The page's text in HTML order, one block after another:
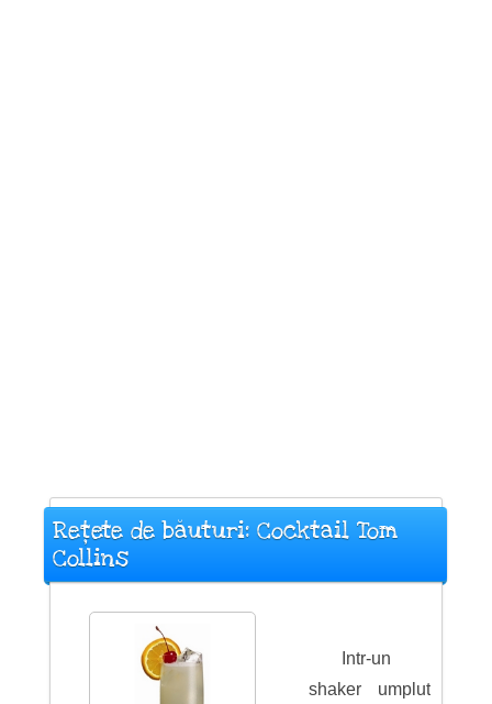
Rețete de băuturi: Cocktail Tom
Collins
Intr-un
shaker umplut